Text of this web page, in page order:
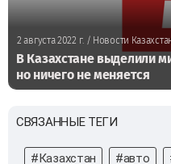
2 августа 2022 г./ Новости
В Казахстане выделили
но ничего не меняется
СВЯЗАННЫЕ ТЕГИ
#Казахстан #авто